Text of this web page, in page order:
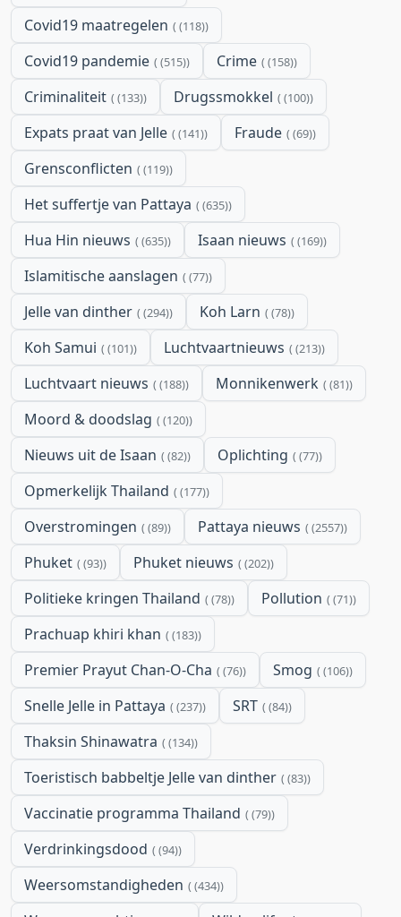
Covid19 maatregelen (118)
Covid19 pandemie (515) Crime (158)
Criminaliteit (133) Drugssmokkel (100)
Expats praat van Jelle (141) Fraude (69)
Grensconflicten (119)
Het suffertje van Pattaya (635)
Hua Hin nieuws (635) Isaan nieuws (169)
Islamitische aanslagen (77)
Jelle van dinther (294) Koh Larn (78)
Koh Samui (101) Luchtvaartnieuws (213)
Luchtvaart nieuws (188) Monnikenwerk (81)
Moord & doodslag (120)
Nieuws uit de Isaan (82) Oplichting (77)
Opmerkelijk Thailand (177)
Overstromingen (89) Pattaya nieuws (2557)
Phuket (93) Phuket nieuws (202)
Politieke kringen Thailand (78) Pollution (71)
Prachuap khiri khan (183)
Premier Prayut Chan-O-Cha (76) Smog (106)
Snelle Jelle in Pattaya (237) SRT (84)
Thaksin Shinawatra (134)
Toeristisch babbeltje Jelle van dinther (83)
Vaccinatie programma Thailand (79)
Verdrinkingsdood (94)
Weersomstandigheden (434)